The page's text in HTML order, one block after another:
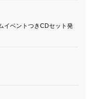
イベントつきCDセット発